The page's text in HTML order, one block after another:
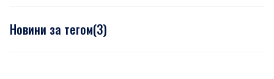
Новини за тегом(3)